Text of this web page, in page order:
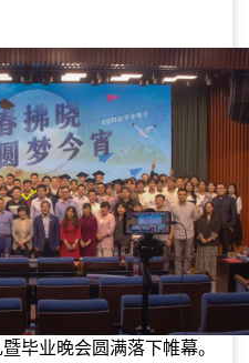
毕业晚会圆满落下帷幕。